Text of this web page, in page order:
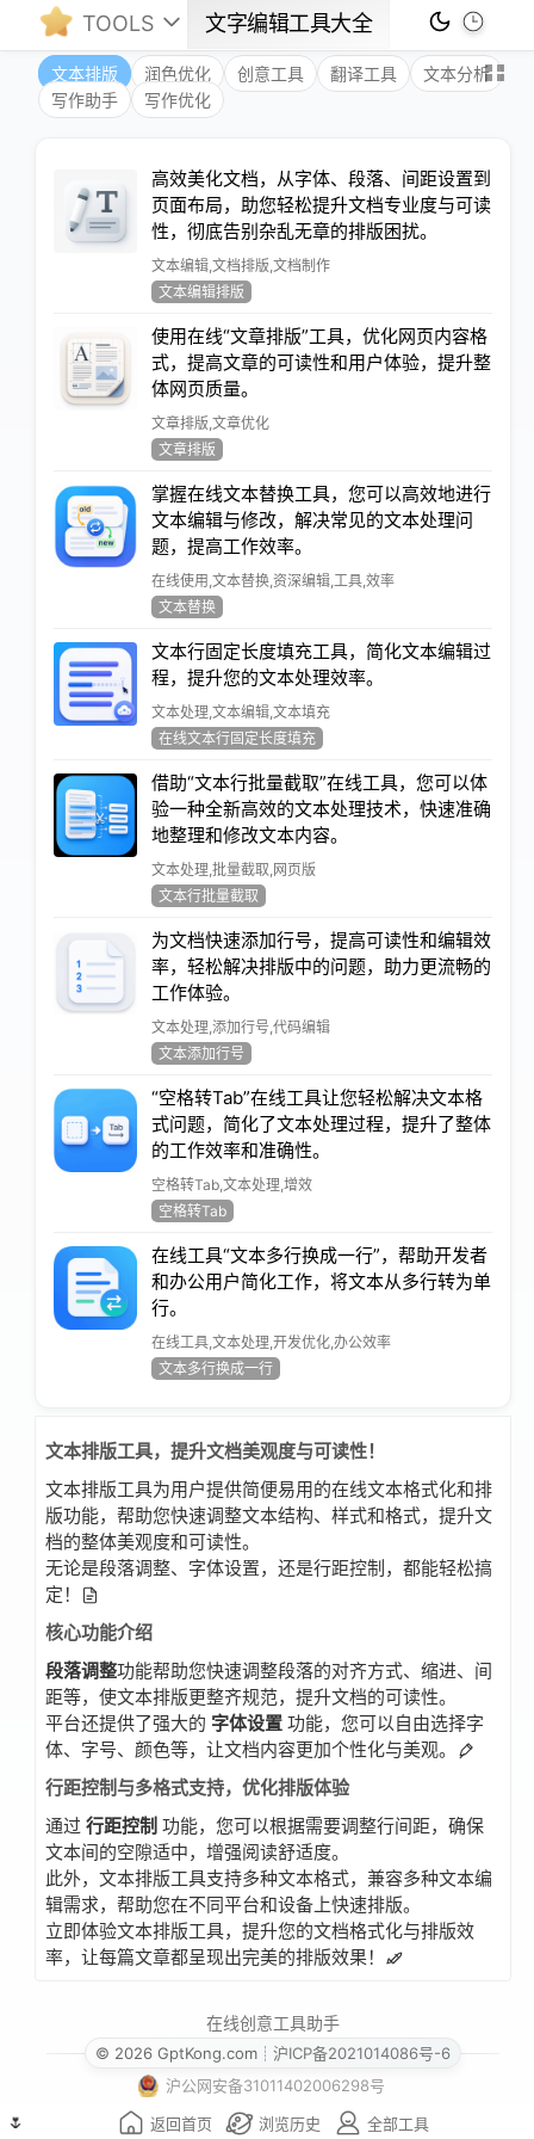
TOOLS 文字编辑工具大全
文本排版 润色优化 创意工具 翻译工具
文本分析
写作助手
写作优化
高效美化文档，从字体、段落、间距设置到
页面布局，助您轻松提升文档专业度与可读
性，彻底告别杂乱无章的排版困扰。
文本编辑,文档排版,文档制作
文本编辑排版
使用在线“文章排版”工具，优化网页内容格
式，提高文章的可读性和用户体验，提升整
体网页质量。
文章排版,文章优化
文章排版
掌握在线文本替换工具，您可以高效地进行
文本编辑与修改，解决常见的文本处理问
题，提高工作效率。
在线使用,文本替换,资深编辑,工具,效率
文本替换
文本行固定长度填充工具，简化文本编辑过
程，提升您的文本处理效率。
文本处理,文本编辑,文本填充
在线文本行固定长度填充
借助“文本行批量截取”在线工具，您可以体
验一种全新高效的文本处理技术，快速准确
地整理和修改文本内容。
文本处理,批量截取,网页版
文本行批量截取
为文档快速添加行号，提高可读性和编辑效
率，轻松解决排版中的问题，助力更流畅的
工作体验。
文本处理,添加行号,代码编辑
文本添加行号
“空格转Tab”在线工具让您轻松解决文本格
式问题，简化了文本处理过程，提升了整体
的工作效率和准确性。
空格转Tab,文本处理,增效
空格转Tab
在线工具“文本多行换成一行”，帮助开发者
和办公用户简化工作，将文本从多行转为单
行。
在线工具,文本处理,开发优化,办公效率
文本多行换成一行
文本排版工具，提升文档美观度与可读性！
文本排版工具为用户提供简便易用的在线文本格式化和排
版功能，帮助您快速调整文本结构、样式和格式，提升文
档的整体美观度和可读性。
无论是段落调整、字体设置，还是行距控制，都能轻松搞
定！
核心功能介绍
段落调整功能帮助您快速调整段落的对齐方式、缩进、间
距等，使文本排版更整齐规范，提升文档的可读性。
平台还提供了强大的 字体设置 功能，您可以自由选择字
体、字号、颜色等，让文档内容更加个性化与美观。
行距控制与多格式支持，优化排版体验
通过 行距控制 功能，您可以根据需要调整行间距，确保
文本间的空隙适中，增强阅读舒适度。
此外，文本排版工具支持多种文本格式，兼容多种文本编
辑需求，帮助您在不同平台和设备上快速排版。
立即体验文本排版工具，提升您的文档格式化与排版效
率，让每篇文章都呈现出完美的排版效果！
在线创意工具助手
© 2026 GptKong.com ┊ 沪ICP备2021014086号-6
沪公网安备31011402006298号
🌷 返回首页 浏览历史 全部工具